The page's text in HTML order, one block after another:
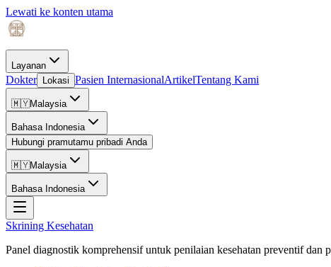
Lewati ke konten utama
Layanan
Dokter Lokasi Pasien InternasionalArtikelTentang Kami
🇲🇾Malaysia
Bahasa Indonesia
Hubungi pramutamu pribadi Anda
🇲🇾Malaysia
Bahasa Indonesia
Skrining Kesehatan
Panel diagnostik komprehensif untuk penilaian kesehatan preventif dan